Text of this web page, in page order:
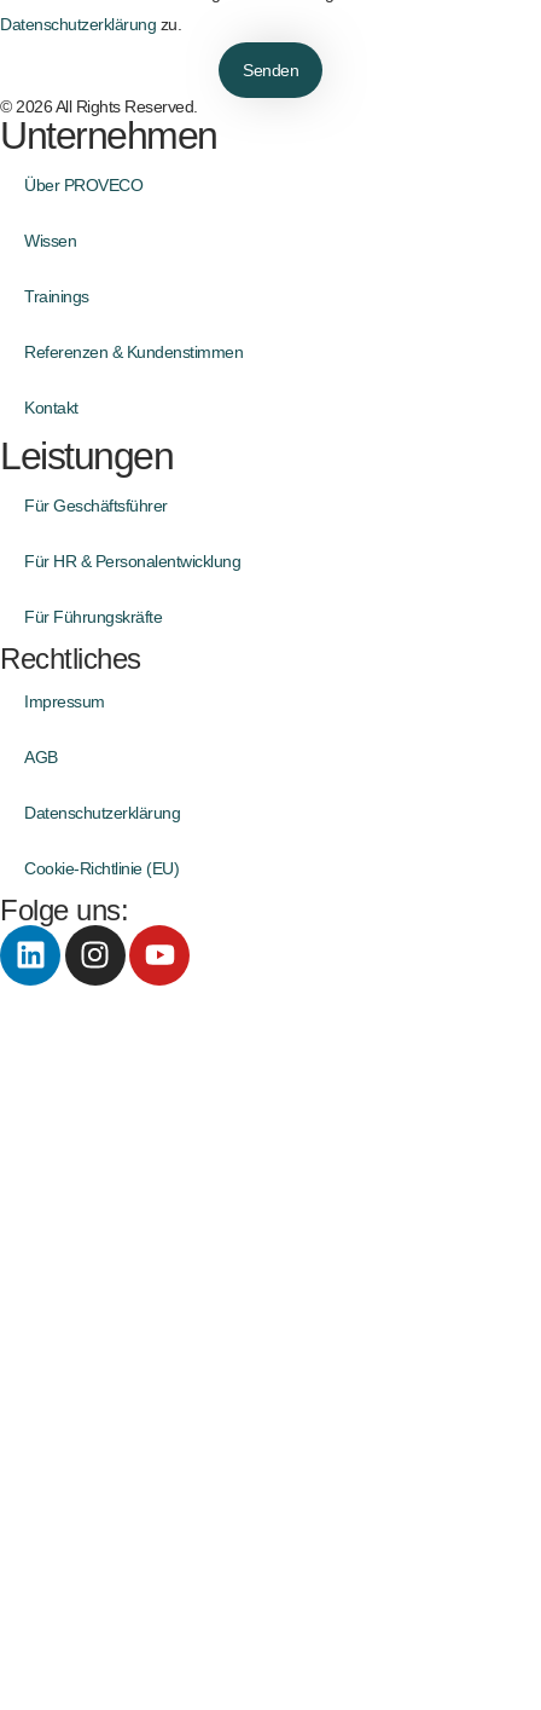
Datenschutzerklärung zu.
Senden
© 2026 All Rights Reserved.
Unternehmen
Über PROVECO
Wissen
Trainings
Referenzen & Kundenstimmen
Kontakt
Leistungen
Für Geschäftsführer
Für HR & Personalentwicklung
Für Führungskräfte
Rechtliches
Impressum
AGB
Datenschutzerklärung
Cookie-Richtlinie (EU)
Folge uns: